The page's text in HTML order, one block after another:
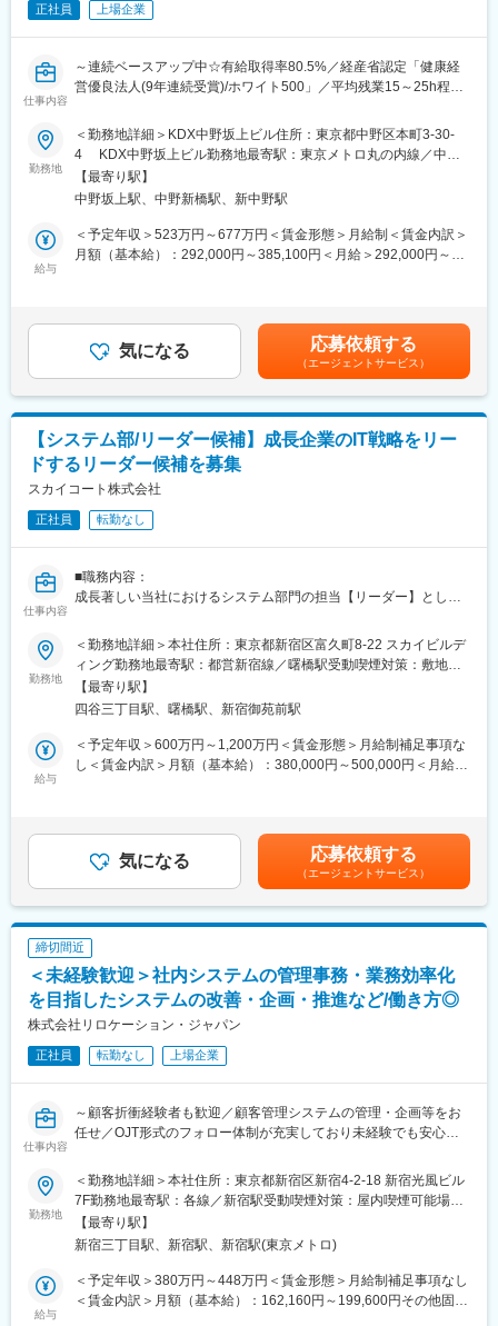
【魅力】
社内で生じる課題解決だけでなく、業界や市場を加味した新しい
システム開発を目指し、システム・技術を利用した仕組みを考
え、解決へと導くことが求められます。
情報収集、ベンダー選定、企画・提案、折衝、投資効果検証とい
の考えたものを実現することができます。
■開発環境
言語：JavaScript PHP VBScript VBA
OS：Windows Linux(RHEL)
土の約８００分の１におよぶ広大な社有林を有し、山林経営から
木材建材の製造・流通、住宅供給までを一貫して手がける住友林
業株式会社です。
当社はその安定したバックボーンと住宅事業における豊富なノウ
ハウを受け継ぎ、1964年に設立以来、若い力を結集し、不動産流
通業に新しい1ページを拓いてきました。
■働き方：
ON/OFFのメリハリをつけて働く完全週休2日制で、加えてノー残
業デーや、21時のPC強制シャットダウン、有給休暇消化を奨励す
変更の範囲：会社の定める業務
正社員 上場企業
仕事内容
～連続ベースアップ中☆有給取得率80.5%／経産省認定「健康経
営優良法人(9年連続受賞)/ホワイト500」／平均残業15～25h程度
★昨期インフラグループであったグループの名称が4月からがイン
フラ・セキュリティ管理グループとなり、会社としてセキュリテ
ィ分野に力を入れています★
ご経験に合わせて以下業務を徐々にお任せいたします。
■業務内容：
・人事システムのサーバ等運用管理
・担当業務のサーバ運用管理
・上記を行う上での企画や提案業務
リティ運用課
入社後はOJTを通じて、現在担当者が行っている業務を引き継ぎ
ながら、徐々に業務範囲を広げていただきます。
■キャリアパス：
スペシャリスト職としての任用や、他企画部署などへの任用の可
能性もございます。
※ご経験に応じて役職を伴う採用の可能性がございます。
■働き方：
土日祝です。
・スケジュール調整次第で、WLBを保って働くことが可能です。
・産休育休実績も多数あり、くるみんマークを取得しています。
（「子育てサポート企業」として、厚生労働大臣の認定を受けた
・原則出社となります。テレワークについては、試用期間後利用
が可能となります。常時自由に行えるものではなく、勤務継続の
◎売上高4000億円超・従業員約4000名規模の東証プライム上場企
業
◎全国55万室の賃貸住宅を提供する業界トップクラスのパイオニ
ア
◎「健康経営優良法人」に9年連続で認定
◎厚生労働大臣より「プラチナくるみん」に認定
◎ハタラクエール（福利厚生表彰・認証制度）にて「福利厚生推
進法人」に3年連続で認証
◎東京都「心のバリアフリー」好事例企業に認定
■魅力ポイント：
・2期連続のベースアップ実施！
・全社平均時間外労働時間：16.4h
・レオパレス本体離職率：7.5%
変更の範囲：会社の定める業務
勤務地
＜勤務地詳細＞KDX中野坂上ビル住所：東京都中野区本町3-30-
4 KDX中野坂上ビル勤務地最寄駅：東京メトロ丸の内線／中野
坂上駅受動喫煙対策：屋内全面禁煙変更の範囲：会社の定める事
業所
【最寄り駅】
中野坂上駅、中野新橋駅、新中野駅
給与
＜予定年収＞523万円～677万円＜賃金形態＞月給制＜賃金内訳＞
月額（基本給）：292,000円～385,100円＜月給＞292,000円～
月）賃金はあくまでも目安の金額であり、選考を通じて上下する
可能性があります。月給(月額)は固定手当を含めた表記です。
気になる 応募依頼する
（エージェントサービス）
【システム部/リーダー候補】成長企業のIT戦略をリー
ドするリーダー候補を募集
スカイコート株式会社
正社員 転勤なし
仕事内容
■職務内容：
成長著しい当社におけるシステム部門の担当【リーダー】とし
【具体的には】
・IT戦略の策定および中長期計画の立案・遂行
・社内業務システム（ERP、CRM、SFAなど）の導入・運用・最
適化
・セキュリティポリシーの策定および情報セキュリティ対策の推
進
・システム部門メンバーのマネジメント
・経営陣との連携・レポーティング、全社DX推進のリーダーシッ
業やサービス残業もございません。
■同社の特徴：
スカイコートは1969年に設立。独自に “マンション経営システ
ム”を開発し、マンション分譲から賃貸業務、管理、リフォームま
提供しています。グループ企業のスカイコート賃貸センター、ス
そして今後も、オーナー様、ご入居者様、そして社員、スカイコ
ートに関わる人たちが笑顔になれるよう、スカイコートの紡ぐ縁
◎スカイコートシリーズとは？…最大の特徴は成約率の高さ。空
室リスクをゼロにする「借上保証」や賃貸・管理・リフォームま
での一連の流れをしっかりお手伝いさせて頂く「トータルサポー
変更の範囲：会社の定める業務
勤務地
＜勤務地詳細＞本社住所：東京都新宿区富久町8-22 スカイビルデ
ィング勤務地最寄駅：都営新宿線／曙橋駅受動喫煙対策：敷地内
全面禁煙変更の範囲：会社の定める事業所
【最寄り駅】
四谷三丁目駅、曙橋駅、新宿御苑前駅
給与
＜予定年収＞600万円～1,200万円＜賃金形態＞月給制補足事項な
し＜賃金内訳＞月額（基本給）：380,000円～500,000円＜月給＞
目安の金額であり、選考を通じて上下する可能性があります。月
給(月額)は固定手当を含めた表記です。
気になる 応募依頼する
（エージェントサービス）
締切間近
＜未経験歓迎＞社内システムの管理事務・業務効率化
を目指したシステムの改善・企画・推進など/働き方◎
株式会社リロケーション・ジャパン
正社員 転勤なし 上場企業
仕事内容
～顧客折衝経験者も歓迎／顧客管理システムの管理・企画等をお
任せ／OJT形式のフォロー体制が充実しており未経験でも安心！
東証プラ イム上場リログループの100%子会社で安定性◎～
【業務内容】
社宅管理代行サービスを提供する当社にて、サービスの安定共有
を担う基幹システムの管理・改善・運用・企画等をご担当いただ
きます。
勤務地
＜勤務地詳細＞本社住所：東京都新宿区新宿4-2-18 新宿光風ビル
7F勤務地最寄駅：各線／新宿駅受動喫煙対策：屋内喫煙可能場所
あり変更の範囲：会社の定める事業所
【最寄り駅】
新宿三丁目駅、新宿駅、新宿駅(東京メトロ)
給与
＜予定年収＞380万円～448万円＜賃金形態＞月給制補足事項なし
＜賃金内訳＞月額（基本給）：162,160円～199,600円その他固定